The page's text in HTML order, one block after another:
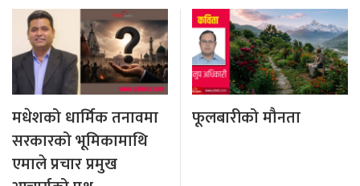
मधेशको धार्मिक तनावमा
सरकारको भूमिकामाथि
एमाले प्रचार प्रमुख
फूलबारीको मौनता